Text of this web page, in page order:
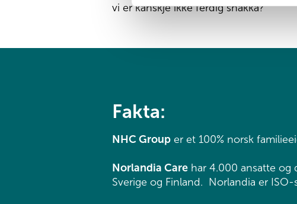
vi er kanskje ikke ferdig snakka?
Fakta:
NHC Grouper et 100% norsk
Norlandia Carehar 4.000 ansatte og
Sverige og Finland. Norlandia er